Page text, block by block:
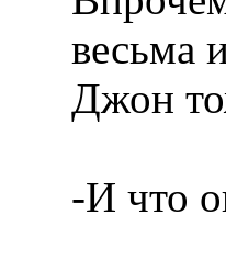
весьма
Джон
-И что